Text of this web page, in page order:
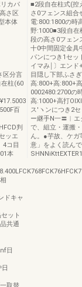
カパ
さ区
本体
区分言
柱(60
百
判
ッエ
4コ目
本
ドキャ
ット
共通
日
■2段自在柱式(控
さ0フェンス組合
電:800:1800の時
野:1000■3段自在
段の高さ0フェン
十0中間固定金具
パンにつき1セッ
イマみ￨〕エンド
目隠し下部ふさ
高:800+高:800+
0002480:2700の
高:1000+高打
ス′ヽンにつき2
ー継手N一〓︱
で、組立・運搬
ん。●芋故、ケガ
意」をよく読ん